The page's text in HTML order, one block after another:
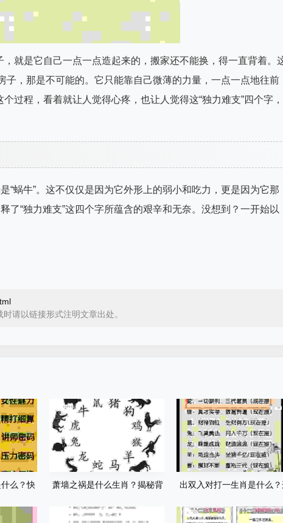
就是它自己一点一点造起来的，搬家还不能换，得一直背着。
子，那是不可能的。它只能靠自己微薄的力量，一点一点地往前
过程，看着就让人觉得心疼，也让人觉得这“独力难支”四个字，
“蜗牛”。这不仅仅是因为它外形上的弱小和吃力，更是因为它那
了“独力难支”这四个字所蕴含的艰辛和无奈。没想到？一开始以
请以链接形式注明文章出处。
么？快
萧墙之祸是什么生肖？揭秘背
出双入对打一生肖是什么